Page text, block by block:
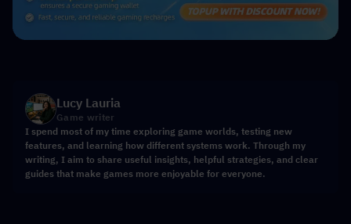
Lucy Lauria
Game writer
I spend most of my time exploring game worlds, testing new
features, and learning how different systems work. Through my
writing, I aim to share useful insights, helpful strategies, and clear
guides that make games more enjoyable for everyone.